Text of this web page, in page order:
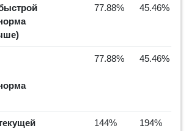
77.88% 45.46%
77.88% 45.46%
144% 194%